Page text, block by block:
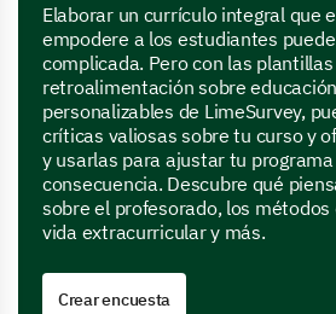
Elaborar un currículo integral que
empodere a los estudiantes
complicada. Pero con las plantillas
retroalimentación sobre
personalizables de LimeSurvey,
críticas valiosas sobre tu curso y
y usarlas para ajustar tu
consecuencia. Descubre qué
sobre el profesorado, los métodos
vida extracurricular y más.
Crear encuesta